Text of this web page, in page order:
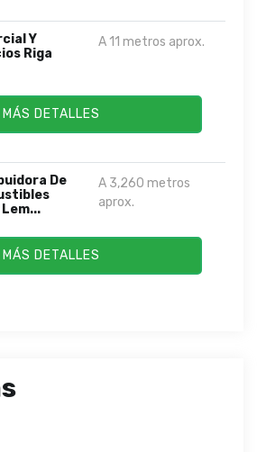
Y
Riga
A 11 metros aprox.
MÁS DETALLES
De
A 3,260 metros
aprox.
MÁS DETALLES